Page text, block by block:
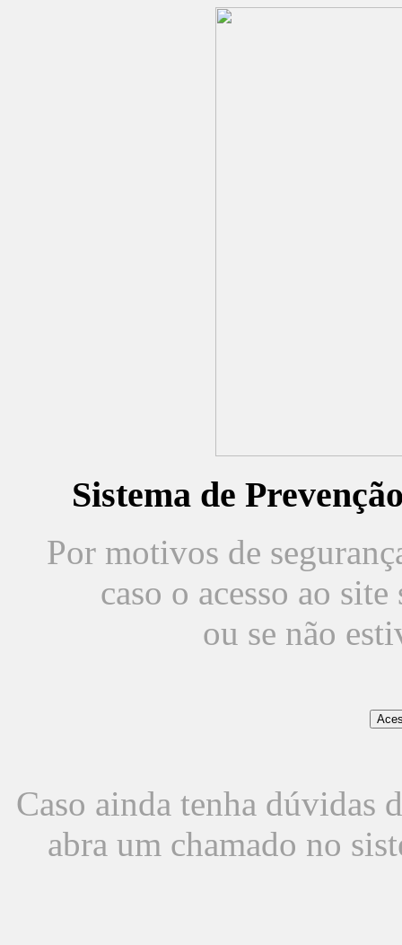
Sistema de
Por motivos de
caso o acesso ao
ou se não
Caso ainda tenha dúvidas
abra um chamado no